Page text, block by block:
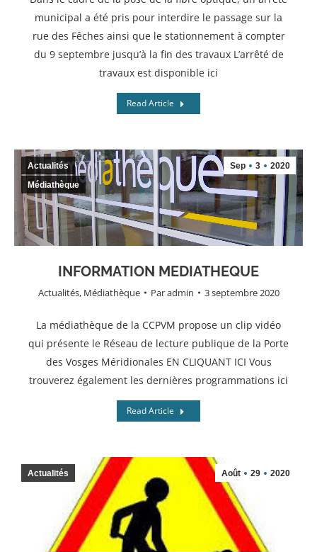
municipal a été pris pour interdire le passage sur la
rue des Fêches ainsi que le stationnement à compter
du 9 septembre jusqu’à la fin des travaux L’arrêté de
travaux est disponible ici
Read Article
INFORMATION MEDIATHEQUE
Actualités, Médiathèque Paradmin 3 septembre 2020
Sep 3 2020
Actualités
Médiathèque
La médiathèque de la CCPVM propose un clip vidéo
qui présente le Réseau de lecture publique de la Porte
des Vosges Méridionales EN CLIQUANT ICI Vous
trouverez également les dernières programmations ici
Read Article
Août 29 2020
Actualités